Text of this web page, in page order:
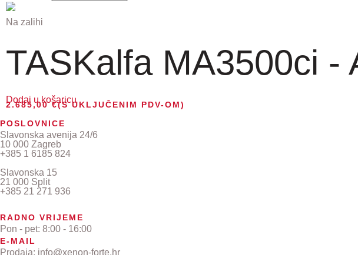
Na zalihi
TASKalfa MA3500ci -
2.685,00€(S UKLJUČENIM PDV-OM)
Dodaj u košaricu
POSLOVNICE
Slavonska avenija 24/6
10 000 Zagreb
+385 1 6185 824
Slavonska 15
21 000 Split
+385 21 271 936
RADNO VRIJEME
Pon - pet: 8:00 - 16:00
E-MAIL
Prodaja: info@xenon-forte.hr